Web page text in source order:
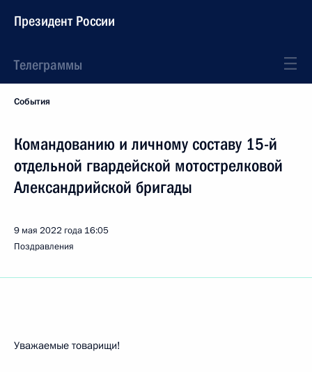
Президент России
Телеграммы
События
Командованию и личному составу 15-й
отдельной гвардейской мотострелковой
Александрийской бригады
9 мая 2022 года 16:05
Поздравления
Уважаемые товарищи!